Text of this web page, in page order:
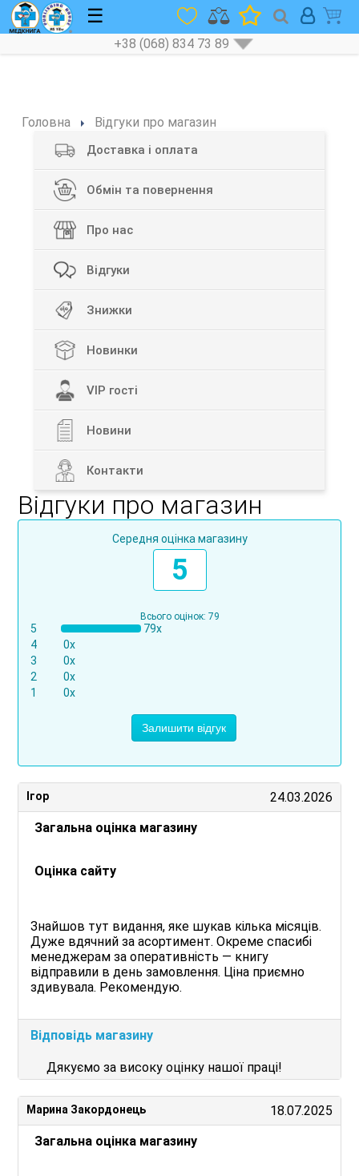
☰
+38 (068) 834 73 89
Головна Відгуки про магазин
Доставка і оплата
Обмін та повернення
Про нас
Відгуки
Знижки
Новинки
VIP гості
Новини
Контакти
Відгуки про магазин
Середня оцінка магазину
5
Всього оцінок: 79
5
79x
4
0x
3
0x
2
0x
1
0x
Залишити відгук
Ігор
24.03.2026
Загальна оцінка магазину
Оцінка сайту
Знайшов тут видання, яке шукав кілька місяців.
Дуже вдячний за асортимент. Окреме спасибі
менеджерам за оперативність — книгу
відправили в день замовлення. Ціна приємно
здивувала. Рекомендую.
Відповідь магазину
Дякуємо за високу оцінку нашої праці!
Марина Закордонець
18.07.2025
Загальна оцінка магазину